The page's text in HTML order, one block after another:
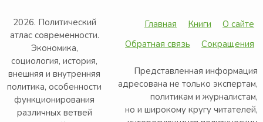
2026. Политический
атлас современности.
Экономика,
социология, история,
внешняя и внутренняя
политика, особенности
функционирования
различных ветвей
Главная Книги
О сайте
Обратная связь
Сокращения
Представленная информация
адресована не только экспертам,
политикам и журналистам,
но и широкому кругу читателей,